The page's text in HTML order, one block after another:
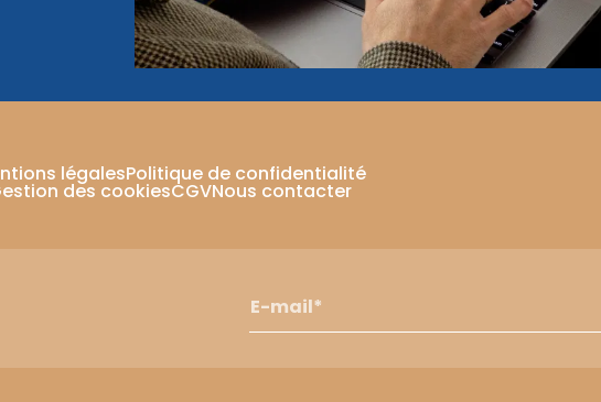
légalesPolitique de confidentialité
des cookiesCGVNous contacter